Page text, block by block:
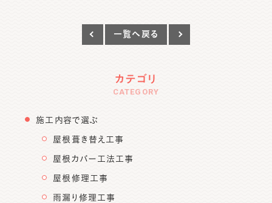
一覧へ戻る
カテゴリ
CATEGORY
施工内容で選ぶ
屋根葺き替え工事
屋根カバー工法工事
屋根修理工事
雨漏り修理工事